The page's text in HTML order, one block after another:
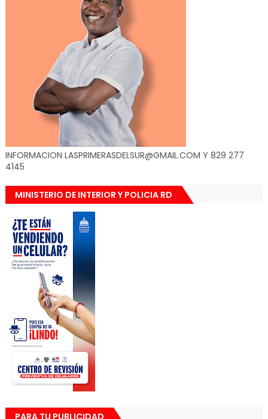
INFORMACION LASPRIMERASDELSUR@GMAIL.COM Y 829 277
4145
MINISTERIO DE INTERIOR Y POLICIA RD
PARA TU PUBLICIDAD